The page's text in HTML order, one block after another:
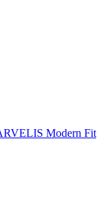
Modern Fit